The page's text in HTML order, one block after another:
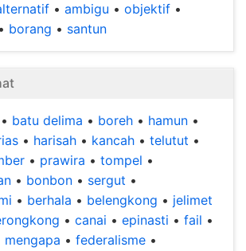
• ambigu • objektif •
• borang • santun
• batu delima • boreh • hamun •
• harisah • kancah • telutut •
• prawira • tompel •
• bonbon • sergut •
• berhala • belengkong • jelimet
• canai • epinasti • fail •
mengapa • federalisme •